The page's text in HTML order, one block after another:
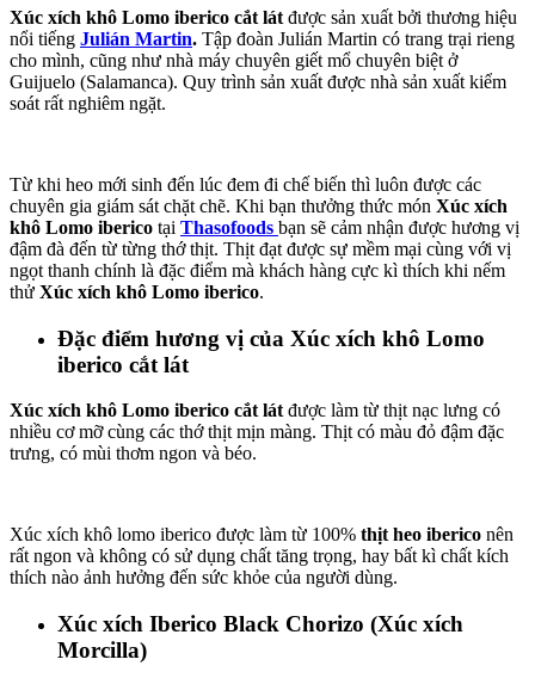
Xúc xích khô Lomo iberico cắt lát được sản xuất bởi thương hiệu
nổi tiếng Julián Martin. Tập đoàn Julián Martin có trang trại rieng
cho mình, cũng như nhà máy chuyên giết mổ chuyên biệt ở
Guijuelo (Salamanca). Quy trình sản xuất được nhà sản xuất kiểm
soát rất nghiêm ngặt.
Từ khi heo mới sinh đến lúc đem đi chế biến thì luôn được các
chuyên gia giám sát chặt chẽ. Khi bạn thưởng thức món Xúc xích
khô Lomo iberico tại Thasofoods bạn sẽ cảm nhận được hương vị
đậm đà đến từ từng thớ thịt. Thịt đạt được sự mềm mại cùng với vị
ngọt thanh chính là đặc điểm mà khách hàng cực kì thích khi nếm
thử Xúc xích khô Lomo iberico.
Đặc điểm hương vị của Xúc xích khô Lomo
iberico cắt lát
Xúc xích khô Lomo iberico cắt látđược làm từ thịt nạc lưng có
nhiều cơ mỡ cùng các thớ thịt mịn màng. Thịt có màu đỏ đậm đặc
trưng, có mùi thơm ngon và béo.
Xúc xích khô lomo iberico được làm từ 100% thịt heo iberico nên
rất ngon và không có sử dụng chất tăng trọng, hay bất kì chất kích
thích nào ảnh hưởng đến sức khỏe của người dùng.
Xúc xích Iberico Black Chorizo (Xúc xích
Morcilla)